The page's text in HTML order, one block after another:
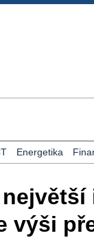
Energetika
výši